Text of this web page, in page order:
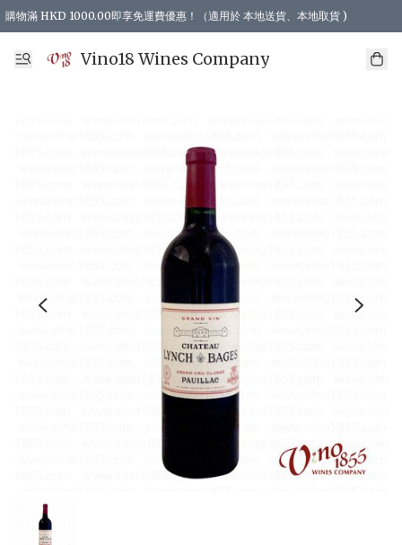
購物滿 HKD 1000.00即享免運費優惠！（適用於 本地送貨、本地取貨 )
Vino18 Wines Company